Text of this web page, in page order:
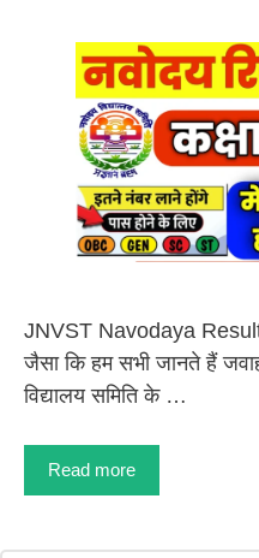
JNVST Navodaya
जैसा कि हम सभी जानते हैं
विद्यालय समिति के …
Read more